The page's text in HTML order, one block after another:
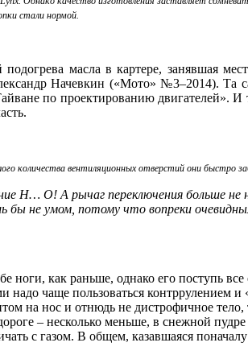
стали нормой.
масла в картере, занявшая
Начевкин («Мото» №3–2014). Та
по проектированию двигателей». И
количества вентиляционных отверстий они быстро
Н… О! А рычаг переключения больше не
не умом, потому что вопреки
как раньше, однако его поступь все
чаще пользоваться
на нос и отнюдь не дистрофичное
– несколько меньше, в снежной
с газом. В общем, казавшаяся